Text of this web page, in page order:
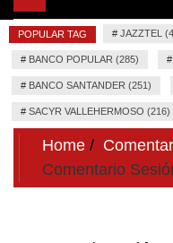
navigation
POPULAR TAG # JAZZTEL
# BANCO POPULAR (285) #
# BANCO SANTANDER (251)
# SACYR VALLEHERMOSO (216)
Home
Comentario